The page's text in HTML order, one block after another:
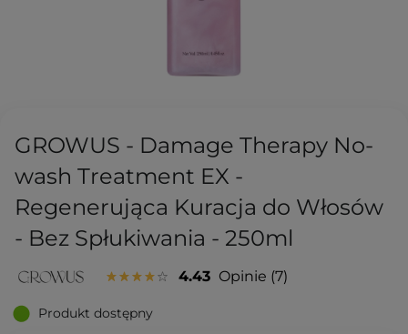
GROWUS - Damage Therapy No-
wash Treatment EX -
Regenerująca Kuracja do Włosów
- Bez Spłukiwania - 250ml
4.43 Opinie 7
Produkt dostępny